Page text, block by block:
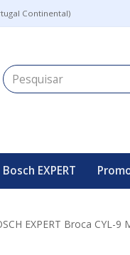
Continental)
Bosch EXPERT
EXPERT Broca CYL-